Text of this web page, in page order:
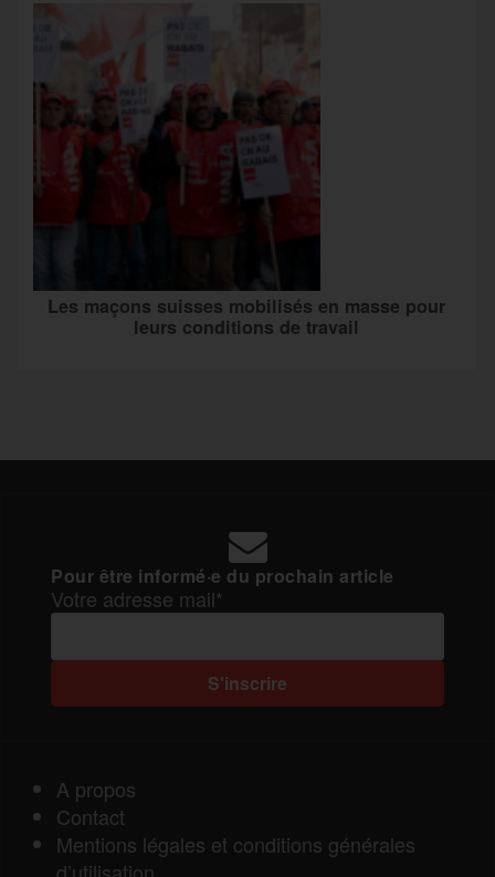
Les maçons suisses mobilisés en masse pour
leurs conditions de travail
Pour être informé·e du prochain article
Votre adresse mail*
A propos
Contact
Mentions légales et conditions générales